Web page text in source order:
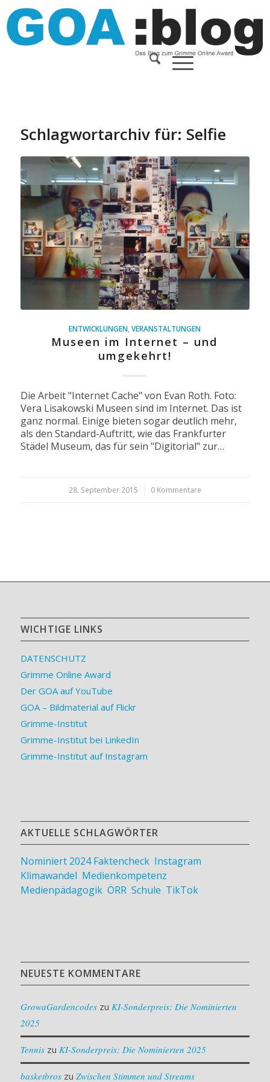
Schlagwortarchiv für: Selfie
ENTWICKLUNGEN,VERANSTALTUNGEN
Museen im Internet – und
umgekehrt!
Die Arbeit "Internet Cache" von Evan Roth. Foto:
Vera Lisakowski Museen sind im Internet. Das ist
ganz normal. Einige bieten sogar deutlich mehr,
als den Standard-Auftritt, wie das Frankfurter
Städel Museum, das für sein "Digitorial" zur…
28. September 2015
/ 0 Kommentare
WICHTIGE LINKS
DATENSCHUTZ
Grimme Online Award
Der GOA auf YouTube
GOA – Bildmaterial auf Flickr
Grimme-Institut
Grimme-Institut bei LinkedIn
Grimme-Institut auf Instagram
AKTUELLE SCHLAGWÖRTER
Nominiert 2024 Faktencheck, Instagram
Klimawandel Medienkompetenz
Medienpädagogik, ÖRR, Schule TikTok
NEUESTE KOMMENTARE
GrowaGardencodeszu KI-Sonderpreis: Die Nominierten
2025
Tenniszu KI-Sonderpreis: Die Nominierten 2025
basketbroszu Zwischen Stimmen und Streams